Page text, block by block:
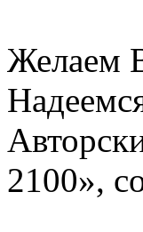
Желаем
2100»,